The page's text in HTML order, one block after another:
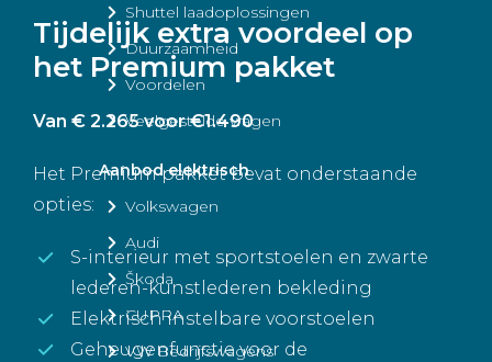
Shuttel laadoplossingen
Duurzaamheid
Voordelen
Veelgestelde vragen
Aanbod elektrisch
Volkswagen
Audi
Škoda
CUPRA
VW Bedrijfswagens
Tijdelijk extra voordeel op
het Premium pakket
Van € 2.265 voor €1.490
Het Premium pakket bevat onderstaande
opties:
S-interieur met sportstoelen en zwarte
lederen-kunstlederen bekleding
Elektrisch instelbare voorstoelen
Geheugenfunctie voor de